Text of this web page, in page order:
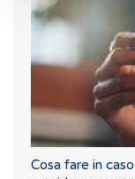
Cosa fare in